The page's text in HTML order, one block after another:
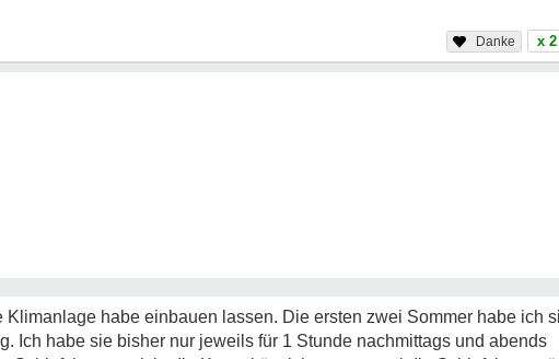
x 2
habe einbauen lassen. Die ersten zwei Sommer habe ich
Ich habe sie bisher nur jeweils für 1 Stunde nachmittags und abends